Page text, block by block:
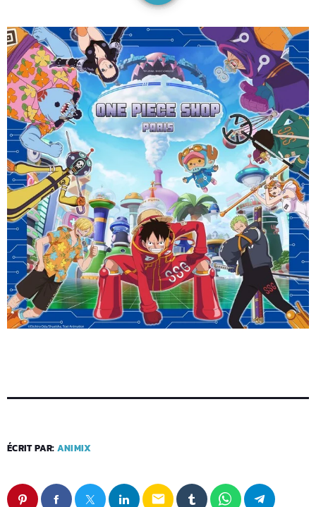
ÉCRIT PAR: ANIMIX
email